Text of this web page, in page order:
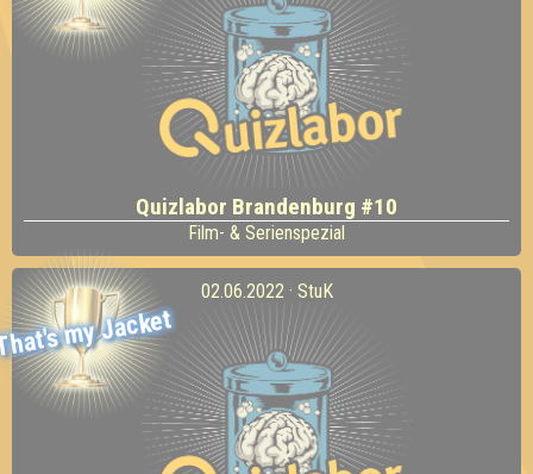
Quizlabor Brandenburg #10
Film- & Serienspezial
my Jacket
02.06.2022 · StuK